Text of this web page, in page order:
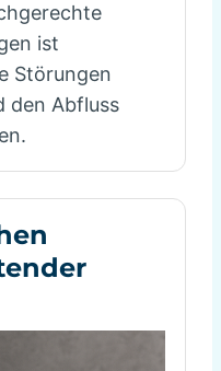
ist
Störungen
den Abfluss